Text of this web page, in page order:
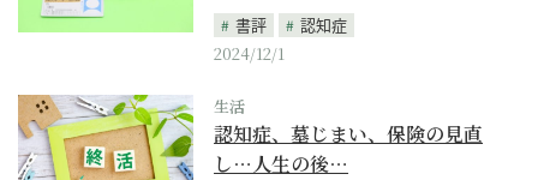
書評
認知症
2024/12/1
生活
認知症、墓じまい、保険の見直
し…人生の後…